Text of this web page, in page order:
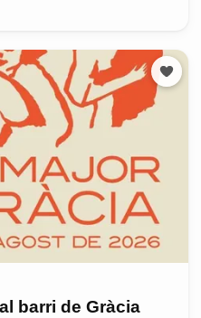
barri de Gràcia